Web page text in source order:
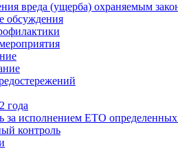
вреда (ущерба) охраняемым
обсуждения
года
исполнением ЕТО определенных
контроль